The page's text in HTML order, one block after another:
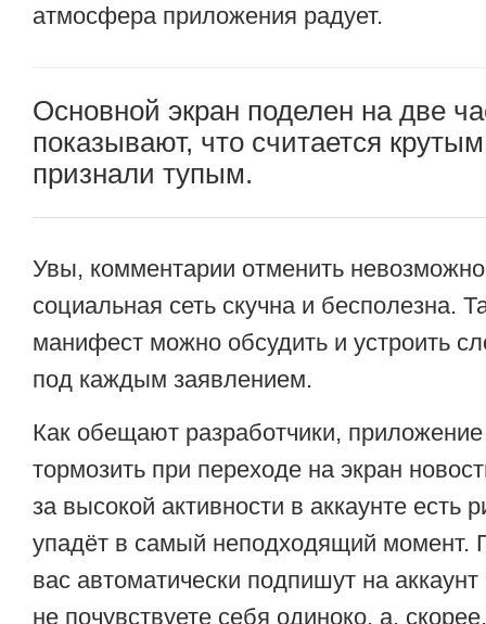
атмосфера приложения радует.
Основной экран поделен на две
показывают, что считается
признали тупым.
Увы, комментарии отменить
социальная сеть скучна и бесполезна.
манифест можно обсудить и устроить
под каждым заявлением.
Как обещают разработчики, приложение
тормозить при переходе на экран
за высокой активности в аккаунте есть
упадёт в самый неподходящий момент.
вас автоматически подпишут на
не почувствуете себя одиноко, а,